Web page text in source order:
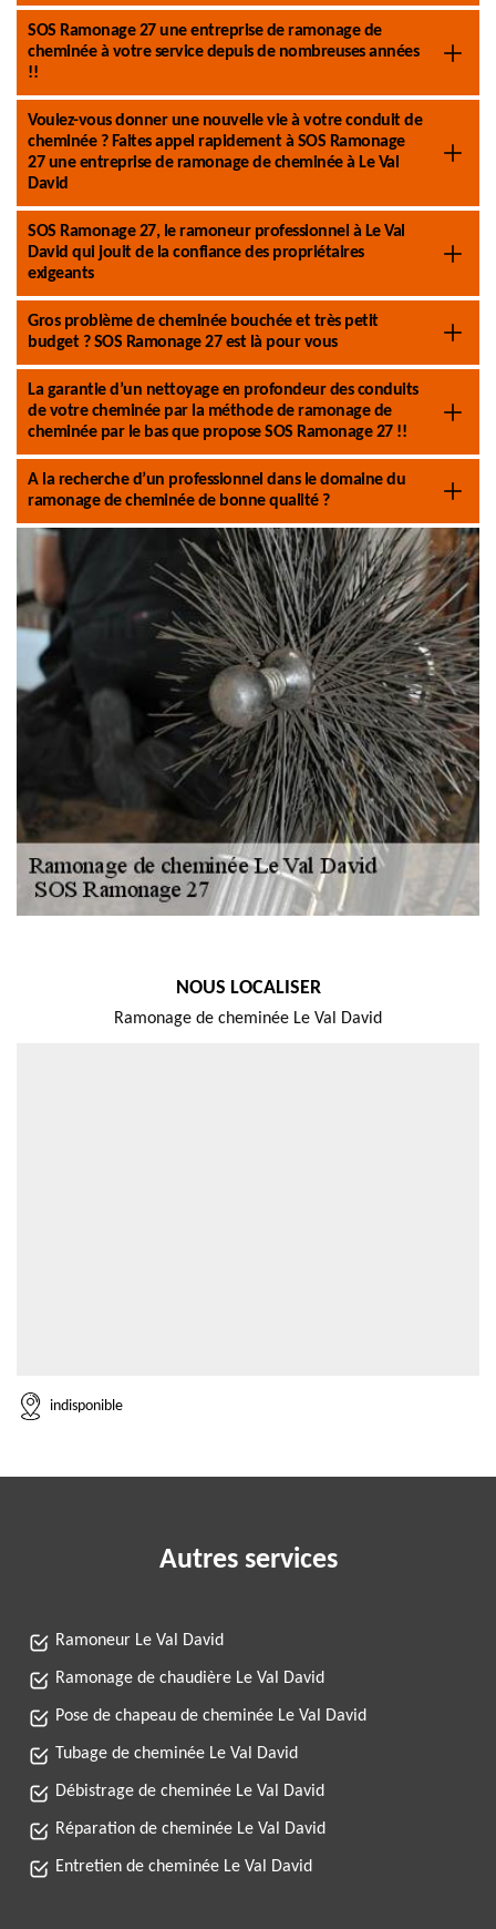
SOS Ramonage 27 une entreprise de ramonage de
cheminée à votre service depuis de nombreuses années
!!
Voulez-vous donner une nouvelle vie à votre conduit de
cheminée ? Faites appel rapidement à SOS Ramonage
27 une entreprise de ramonage de cheminée à Le Val
David
SOS Ramonage 27, le ramoneur professionnel à Le Val
David qui jouit de la confiance des propriétaires
exigeants
Gros problème de cheminée bouchée et très petit
budget ? SOS Ramonage 27 est là pour vous
La garantie d’un nettoyage en profondeur des conduits
de votre cheminée par la méthode de ramonage de
cheminée par le bas que propose SOS Ramonage 27 !!
A la recherche d’un professionnel dans le domaine du
ramonage de cheminée de bonne qualité ?
NOUS LOCALISER
Ramonage de cheminée Le Val David
indisponible
Autres services
Ramoneur Le Val David
Ramonage de chaudière Le Val David
Pose de chapeau de cheminée Le Val David
Tubage de cheminée Le Val David
Débistrage de cheminée Le Val David
Réparation de cheminée Le Val David
Entretien de cheminée Le Val David